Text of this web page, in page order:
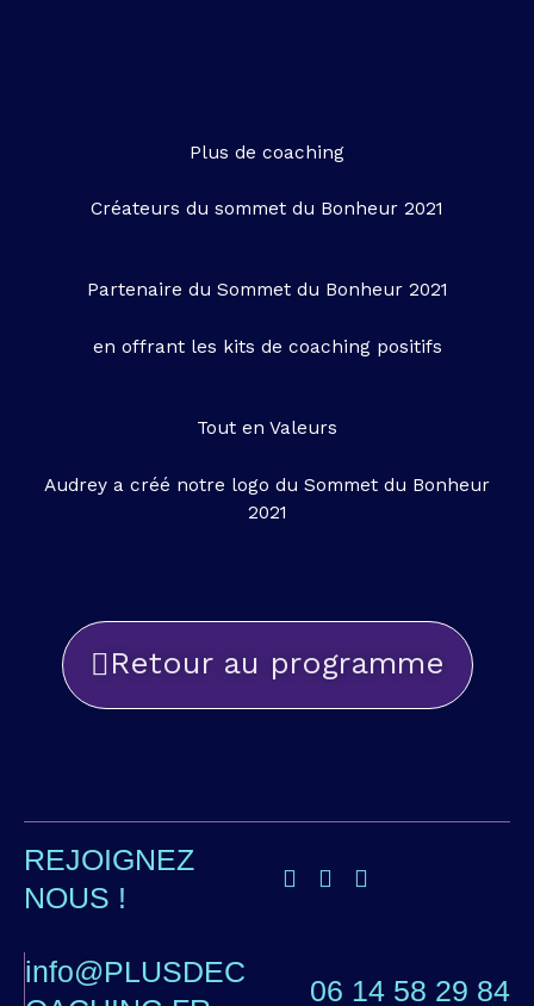
Plus de coaching
Créateurs du sommet du Bonheur 2021
Partenaire du Sommet du Bonheur 2021
en offrant les kits de coaching positifs
Tout en Valeurs
Audrey a créé notre logo du Sommet du Bonheur
2021
Retour au programme
REJOIGNEZ
NOUS !
info@PLUSDEC
06 14 58 29 84